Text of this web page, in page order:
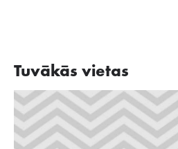
Tuvākās vietas